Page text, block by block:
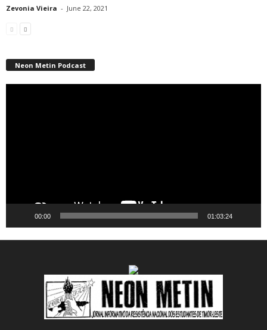
Zevonia Vieira - June 22, 2021
Neon Metin Podcast
00:00 01:03:24